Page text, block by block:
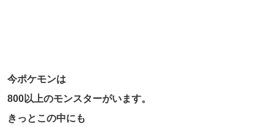
今ポケモンは
800以上のモンスターがいます。
きっとこの中にも